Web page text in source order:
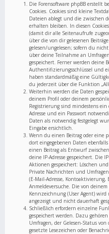
Die Forensoftware phpBB erstellt
Cookies. Cookies sind kleine
Dateien ablegt und die zwischen
erhalten bleiben. In diesen
(damit dir alle Seitenaufrufe
über die von dir gelesenen
gelesen/ungelesen; sofern du
über deine Teilnahme an
gespeichert. Ferner werden deine
Authentifizierungsschlüssel und
haben standardmäßig eine
du jederzeit über die Funktion
Weiterhin werden die Daten
deinem Profil oder deinem
Registrierung sind mindestens
Adresse und ein Passwort
Daten als notwendig festgelegt
Eingabe ersichtlich.
Wenn du einen Beitrag oder eine
dort eingegebenen Daten
einen Beitrag als Entwurf
deine IP-Adresse gespeichert. Die
Aktionen gespeichert: Löschen
Private Nachrichten und
(E-Mail-Adresse,
Anmeldeversuche. Die von
Kennzeichnung (User Agent)
angezeigt und nicht dauerhaft
Schließlich erfordern einzelne
gespeichert werden. Dazu
Umfragen, der Gelesen-Status
gesetzte Lesezeichen oder